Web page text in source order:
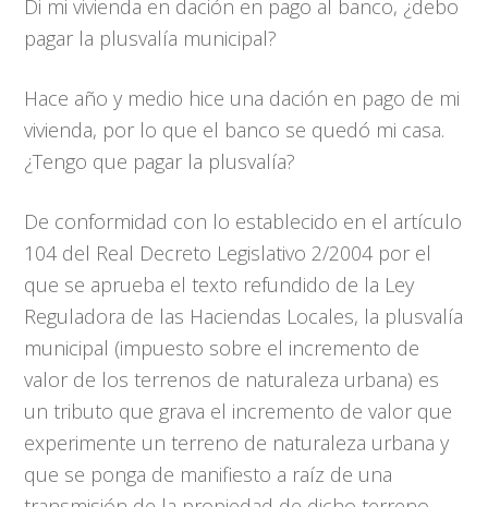
Di mi vivienda en dación en pago al banco, ¿debo
pagar la plusvalía municipal?
Hace año y medio hice una dación en pago de mi
vivienda, por lo que el banco se quedó mi casa.
¿Tengo que pagar la plusvalía?
De conformidad con lo establecido en el artículo
104 del Real Decreto Legislativo 2/2004 por el
que se aprueba el texto refundido de la Ley
Reguladora de las Haciendas Locales, la plusvalía
municipal (impuesto sobre el incremento de
valor de los terrenos de naturaleza urbana) es
un tributo que grava el incremento de valor que
experimente un terreno de naturaleza urbana y
que se ponga de manifiesto a raíz de una